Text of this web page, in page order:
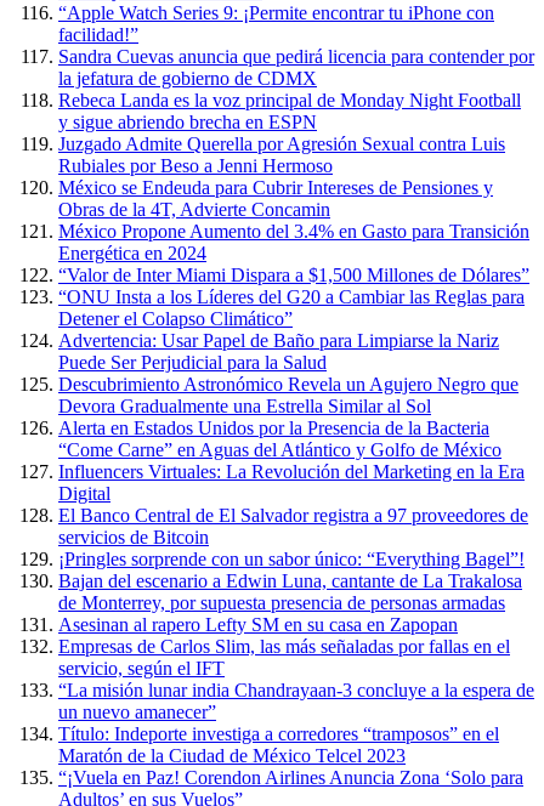
“Apple Watch Series 9: ¡Permite encontrar tu iPhone con
facilidad!”
Sandra Cuevas anuncia que pedirá licencia para contender por
la jefatura de gobierno de CDMX
Rebeca Landa es la voz principal de Monday Night Football
y sigue abriendo brecha en ESPN
Juzgado Admite Querella por Agresión Sexual contra Luis
Rubiales por Beso a Jenni Hermoso
México se Endeuda para Cubrir Intereses de Pensiones y
Obras de la 4T, Advierte Concamin
México Propone Aumento del 3.4% en Gasto para Transición
Energética en 2024
“Valor de Inter Miami Dispara a $1,500 Millones de Dólares”
“ONU Insta a los Líderes del G20 a Cambiar las Reglas para
Detener el Colapso Climático”
Advertencia: Usar Papel de Baño para Limpiarse la Nariz
Puede Ser Perjudicial para la Salud
Descubrimiento Astronómico Revela un Agujero Negro que
Devora Gradualmente una Estrella Similar al Sol
Alerta en Estados Unidos por la Presencia de la Bacteria
“Come Carne” en Aguas del Atlántico y Golfo de México
Influencers Virtuales: La Revolución del Marketing en la Era
Digital
El Banco Central de El Salvador registra a 97 proveedores de
servicios de Bitcoin
¡Pringles sorprende con un sabor único: “Everything Bagel”!
Bajan del escenario a Edwin Luna, cantante de La Trakalosa
de Monterrey, por supuesta presencia de personas armadas
Asesinan al rapero Lefty SM en su casa en Zapopan
Empresas de Carlos Slim, las más señaladas por fallas en el
servicio, según el IFT
“La misión lunar india Chandrayaan-3 concluye a la espera de
un nuevo amanecer”
Título: Indeporte investiga a corredores “tramposos” en el
Maratón de la Ciudad de México Telcel 2023
“¡Vuela en Paz! Corendon Airlines Anuncia Zona ‘Solo para
Adultos’ en sus Vuelos”